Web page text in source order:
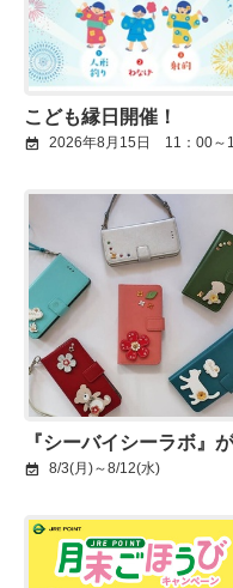
こども縁日開催！
2026年8月15日 11：00～16：00
8/3(月)～8/12(水)